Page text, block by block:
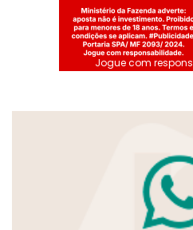
Jogue com